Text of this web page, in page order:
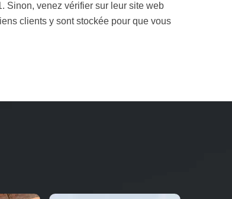
Sinon, venez vérifier sur leur site web
clients y sont stockée pour que vous